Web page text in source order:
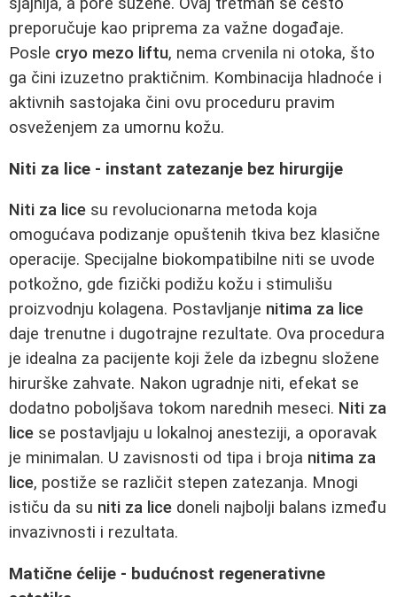
preporučuje kao priprema za važne događaje.
Posle cryo mezo liftu, nema crvenila ni otoka, što
ga čini izuzetno praktičnim. Kombinacija hladnoće i
aktivnih sastojaka čini ovu proceduru pravim
osveženjem za umornu kožu.
Niti za lice - instant zatezanje bez hirurgije
Niti za lice su revolucionarna metoda koja
omogućava podizanje opuštenih tkiva bez klasične
operacije. Specijalne biokompatibilne niti se uvode
potkožno, gde fizički podižu kožu i stimulišu
proizvodnju kolagena. Postavljanje nitima za lice
daje trenutne i dugotrajne rezultate. Ova procedura
je idealna za pacijente koji žele da izbegnu složene
hirurške zahvate. Nakon ugradnje niti, efekat se
dodatno poboljšava tokom narednih meseci. Niti za
lice se postavljaju u lokalnoj anesteziji, a oporavak
je minimalan. U zavisnosti od tipa i broja nitima za
lice, postiže se različit stepen zatezanja. Mnogi
ističu da su niti za lice doneli najbolji balans između
invazivnosti i rezultata.
Matične ćelije - budućnost regenerativne